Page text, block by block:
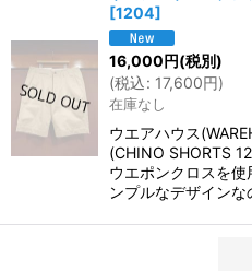
[1204]
16,000円(税別)
(税込: 17,600円)
在庫なし
ウエアハウス
(CHINO SHORTS
ウエポンクロスを
ンプルなデザイン